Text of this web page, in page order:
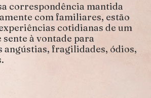
correspondência mantida
com familiares, estão
cotidianas de um
sente à vontade para
angústias, fragilidades, ódios,